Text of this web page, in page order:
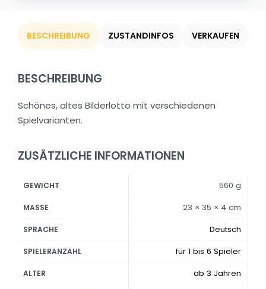
BESCHREIBUNG ZUSTANDINFOS VERKAUFEN
BESCHREIBUNG
Schönes, altes Bilderlotto mit verschiedenen
Spielvarianten.
ZUSÄTZLICHE INFORMATIONEN
GEWICHT 560 g
MASSE 23 × 35 × 4 cm
SPRACHE Deutsch
SPIELERANZAHL für 1 bis 6 Spieler
ALTER ab 3 Jahren